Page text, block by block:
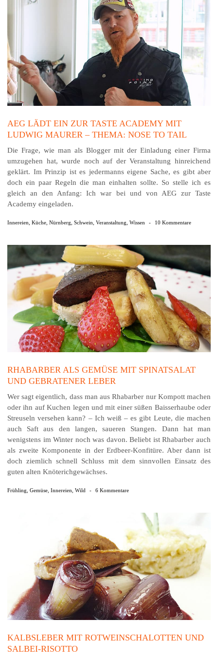
AEG LÄDT EIN ZUR TASTE ACADEMY MIT
LUDWIG MAURER – THEMA: NOSE TO TAIL
Die Frage, wie man als Blogger mit der Einladung einer Firma
umzugehen hat, wurde noch auf der Ver­an­stal­tung hinreichend
geklärt. Im Prinzip ist es jeder­manns eigene Sache, es gibt aber
doch ein paar Regeln die man ein­halten sollte. So stelle ich es
gleich an den Anfang: Ich war bei und von AEG zur Taste
Academy ein­geladen.
Innereien Küche Nürnberg Schwein Veranstaltung Wissen - 10 Kommentare
RHABARBER ALS GEMÜSE MIT SPINATSALAT
UND GEBRATENER LEBER
Wer sagt eigentlich, dass man aus Rhabarber nur Kompott machen
oder ihn auf Kuchen legen und mit einer süßen Baisserhaube oder
Streuseln versehen kann? – Ich weiß – es gibt Leute, die machen
auch Saft aus den langen, saueren Stangen. Dann hat man
wenigstens im Winter noch was davon. Beliebt ist Rhabarber auch
als zweite Komponente in der Erdbeer-Konfitüre. Aber dann ist
doch ziemlich schnell Schluss mit dem sinnvollen Einsatz des
guten alten Knöterichgewächses.
Frühling Gemüse Innereien Wild - 6 Kommentare
KALBSLEBER MIT ROTWEINSCHALOTTEN UND
SALBEI-RISOTTO